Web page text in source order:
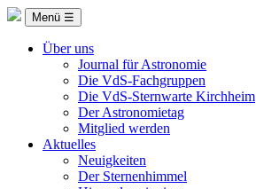
Menü ☰
Über uns
Journal für Astronomie
Die VdS-Fachgruppen
Die VdS-Sternwarte Kirchheim
Der Astronomietag
Mitglied werden
Aktuelles
Neuigkeiten
Der Sternenhimmel